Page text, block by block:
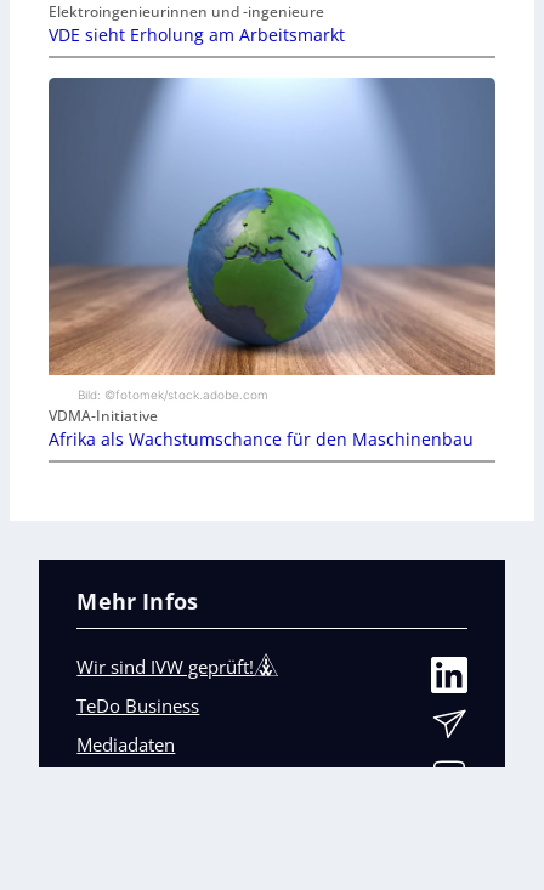
Elektroingenieurinnen und -ingenieure
VDE sieht Erholung am Arbeitsmarkt
Bild: ©fotomek/stock.adobe.com
VDMA-Initiative
Afrika als Wachstumschance für den Maschinenbau
Mehr Infos
Wir sind IVW geprüft!
TeDo Business
Mediadaten